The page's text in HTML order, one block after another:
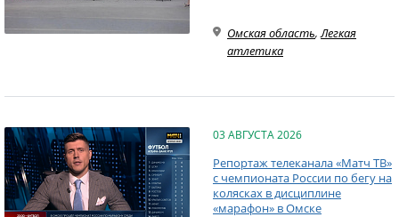
Омская область,Легкая
атлетика
03 АВГУСТА 2026
Репортаж телеканала «Матч ТВ»
с чемпионата России по бегу на
колясках в дисциплине
«марафон» в Омске